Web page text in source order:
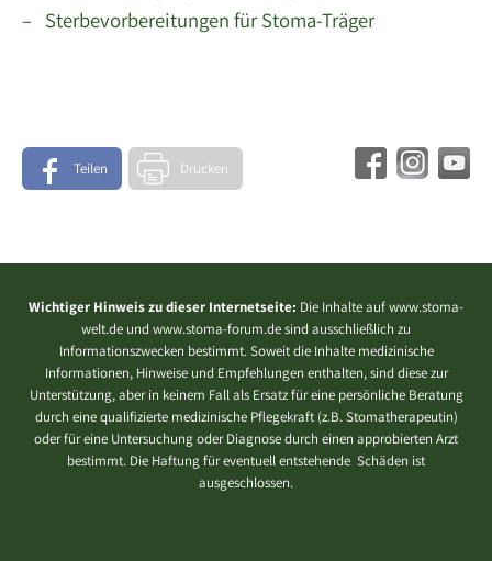
– Sterbevorbereitungen für Stoma-Träger
Teilen Drucken
Wichtiger Hinweis zu dieser Internetseite: Die Inhalte auf www.stoma-
welt.de und www.stoma-forum.de sind ausschließlich zu
Informationszwecken bestimmt. Soweit die Inhalte medizinische
Informationen, Hinweise und Empfehlungen enthalten, sind diese zur
Unterstützung, aber in keinem Fall als Ersatz für eine persönliche Beratung
durch eine qualifizierte medizinische Pflegekraft (z.B. Stomatherapeutin)
oder für eine Untersuchung oder Diagnose durch einen approbierten Arzt
bestimmt. Die Haftung für eventuell entstehende Schäden ist
ausgeschlossen.